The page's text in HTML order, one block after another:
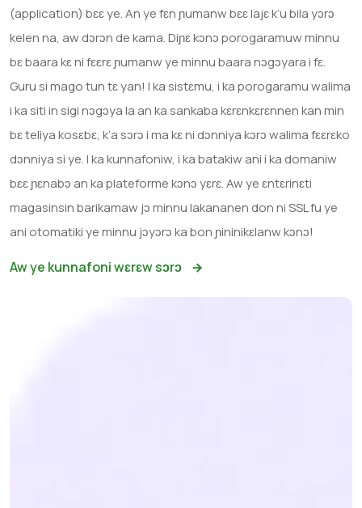
(application) bɛɛ ye. An ye fɛn ɲumanw bɛɛ lajɛ k’u bila yɔrɔ
kelen na, aw dɔrɔn de kama. Diɲɛ kɔnɔ porogaramuw minnu
bɛ baara kɛ ni fɛɛrɛ ɲumanw ye minnu baara nɔgɔyara i fɛ.
Guru si mago tun tɛ yan! I ka sistɛmu, i ka porogaramu walima
i ka siti in sigi nɔgɔya la an ka sankaba kɛrɛnkɛrɛnnen kan min
bɛ teliya kosɛbɛ, k’a sɔrɔ i ma kɛ ni dɔnniya kɔrɔ walima fɛɛrɛko
dɔnniya si ye. I ka kunnafoniw, i ka batakiw ani i ka domaniw
bɛɛ ɲɛnabɔ an ka plateforme kɔnɔ yɛrɛ. Aw ye ɛntɛrinɛti
magasinsin barikamaw jɔ minnu lakananen don ni SSL fu ye
ani otomatiki ye minnu jɔyɔrɔ ka bon ɲininikɛlanw kɔnɔ!
Aw ye kunnafoni wɛrɛw sɔrɔ